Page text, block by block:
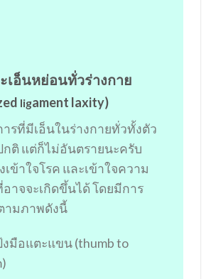
เอ็นหย่อนทั่วร่างกาย
ligament laxity)
รที่มีเอ็นในร่างกายทั่วทั้งตัว
ติ แต่ก็ไม่อันตรายนะครับ
เข้าใจโรค และเข้าใจความ
อาจจะเกิดขึ้นได้ โดยมีการ
ามภาพดังนี้
มือแตะแขน (thumb to